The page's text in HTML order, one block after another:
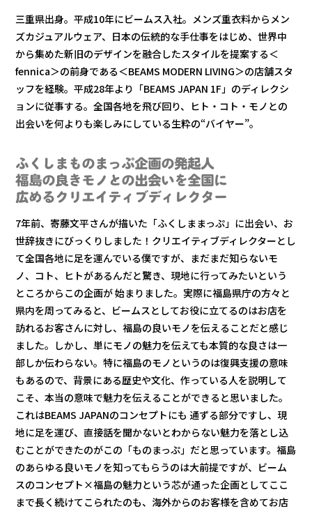
三重県出身。平成10年にビームス入社。メンズ重衣料からメン
ズカジュアルウェア、日本の伝統的な手仕事をはじめ、世界中
から集めた新旧のデザインを融合したスタイルを提案する＜
fennica＞の前身である＜BEAMS MODERN LIVING＞の店舗スタ
ッフを経験。平成28年より「BEAMS JAPAN 1F」のディレクシ
ョンに従事する。全国各地を飛び回り、ヒト・コト・モノとの
出会いを何よりも楽しみにしている生粋の“バイヤー”。
ふくしまものまっぷ企画の発起人
福島の良きモノとの出会いを全国に
広めるクリエイティブディレクター
7年前、寄藤文平さんが描いた「ふくしままっぷ」に出会い、お
世辞抜きにびっくりしました！クリエイティブディレクターとし
て全国各地に足を運んでいる僕ですが、まだまだ知らないモ
ノ、コト、ヒトがあるんだと驚き、現地に行ってみたいという
ところからこの企画が 始まりました。実際に福島県庁の方々と
県内を周ってみると、ビームスとしてお役に立てるのはお店を
訪れるお客さんに対し、福島の良いモノを伝えることだと感じ
ました。しかし、単にモノの魅力を伝えても本質的な良さは一
部しか伝わらない。特に福島のモノというのは復興支援の意味
もあるので、背景にある歴史や文化、作っている人を説明して
こそ、本当の意味で魅力を伝えることができると思いました。
これはBEAMS JAPANのコンセプトにも 通ずる部分ですし、現
地に足を運び、直接話を聞かないとわからない魅力を落とし込
むことができたのがこの「ものまっぷ」だと思っています。福島
のあらゆる良いモノを知ってもらうのは大前提ですが、ビーム
スのコンセプト×福島の魅力という芯が通った企画としてここ
まで⾧く続けてこられたのも、海外からのお客様を含めてお店